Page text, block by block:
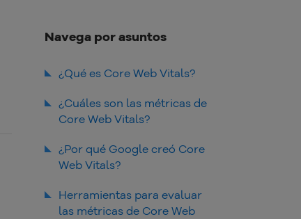
Navega por asuntos
¿Qué es Core Web Vitals?
¿Cuáles son las métricas de
Core Web Vitals?
¿Por qué Google creó Core
Web Vitals?
Herramientas para evaluar
las métricas de Core Web